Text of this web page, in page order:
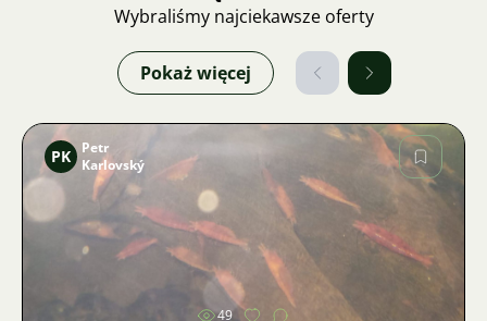
Wybraliśmy najciekawsze oferty
Pokaż więcej
Zdjęcie
PK
Petr
Karlovský
49